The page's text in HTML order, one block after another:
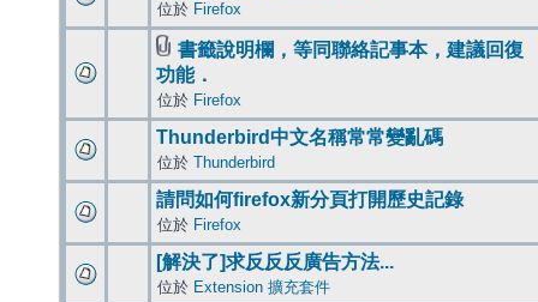
位於 Firefox
書籤說明欄，等同聯絡記事本，建議回復
功能．
位於 Firefox
Thunderbird中文名稱常常變亂碼
位於 Thunderbird
請問如何firefox新分頁打開歷史記錄
位於 Firefox
[解決了]求反反反廣告方法...
位於 Extension 擴充套件